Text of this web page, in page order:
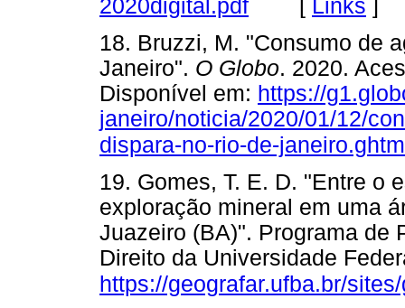
2020digital.pdf [ Links ]
18. Bruzzi, M. "Consumo de
Janeiro". O Globo. 2020.
Disponível em: https://
janeiro/noticia/2020/01/12/
dispara-no-rio-de-
19. Gomes, T. E. D. "Entre o
exploração mineral em uma
Juazeiro (BA)". Programa de
Direito da Universidade
https://geografar.ufba.br/